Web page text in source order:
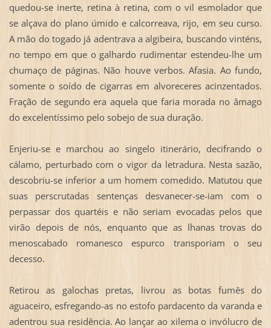
quedou-se inerte, retina à retina, com o vil esmolador que
se alçava do plano úmido e calcorreava, rijo, em seu curso.
A mão do togado já adentrava a algibeira, buscando vinténs,
no tempo em que o galhardo rudimentar estendeu-lhe um
chumaço de páginas. Não houve verbos. Afasia. Ao fundo,
somente o soído de cigarras em alvoreceres acinzentados.
Fração de segundo era aquela que faria morada no âmago
do excelentíssimo pelo sobejo de sua duração.
Enjeriu-se e marchou ao singelo itinerário, decifrando o
cálamo, perturbado com o vigor da letradura. Nesta sazão,
descobriu-se inferior a um homem comedido. Matutou que
suas perscrutadas sentenças desvanecer-se-iam com o
perpassar dos quartéis e não seriam evocadas pelos que
virão depois de nós, enquanto que as lhanas trovas do
menoscabado romanesco espurco transporiam o seu
decesso.
Retirou as galochas pretas, livrou as botas fumês do
aguaceiro, esfregando-as no estofo pardacento da varanda e
adentrou sua residência. Ao lançar ao xilema o invólucro de